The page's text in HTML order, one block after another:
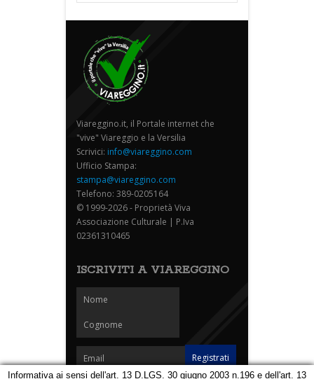
Viareggino.it, il Portale internet che
"vive" Viareggio e la Versilia
Scrivici: info@viareggino.com
Ufficio Stampa:
stampa@viareggino.com
Telefono: 389-0205164
© 1999-2026 - Proprietà Viva
Associazione Culturale | P.Iva
02361310465
ISCRIVITI A VIAREGGINO
Informativa ai sensi dell'art. 13 D.LGS. 30 giugno 2003 n.196 e dell'art. 13